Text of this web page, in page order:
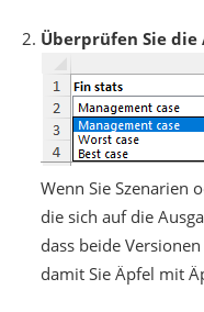
Überprüfen Sie
Wenn Sie Szenarien
die sich auf die
dass beide
damit Sie Äpfel mit